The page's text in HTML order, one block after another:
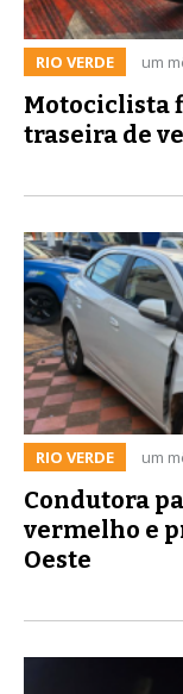
RIO VERDE um
Motociclista
traseira de
RIO VERDE um
Condutora
vermelho e
Oeste